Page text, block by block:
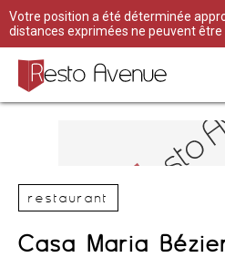
Votre position a été déterminée
distances exprimées ne peuvent être
restaurant
Casa Maria